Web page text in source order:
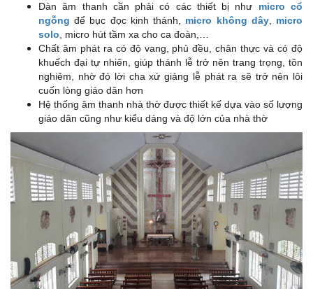
Dàn âm thanh cần phải có các thiết bị như micro cổ
ngỗng để bục đọc kinh thánh, micro không dây, micro
solo , micro hút tầm xa cho ca đoàn,…
Chất âm phát ra có độ vang, phủ đều, chân thực và có độ
khuếch đại tự nhiên, giúp thánh lễ trở nên trang trọng, tôn
nghiêm, nhờ đó lời cha xứ giảng lễ phát ra sẽ trở nên lôi
cuốn lòng giáo dân hơn
Hệ thống âm thanh nhà thờ được thiết kế dựa vào số lượng
giáo dân cũng như kiểu dáng và độ lớn của nhà thờ